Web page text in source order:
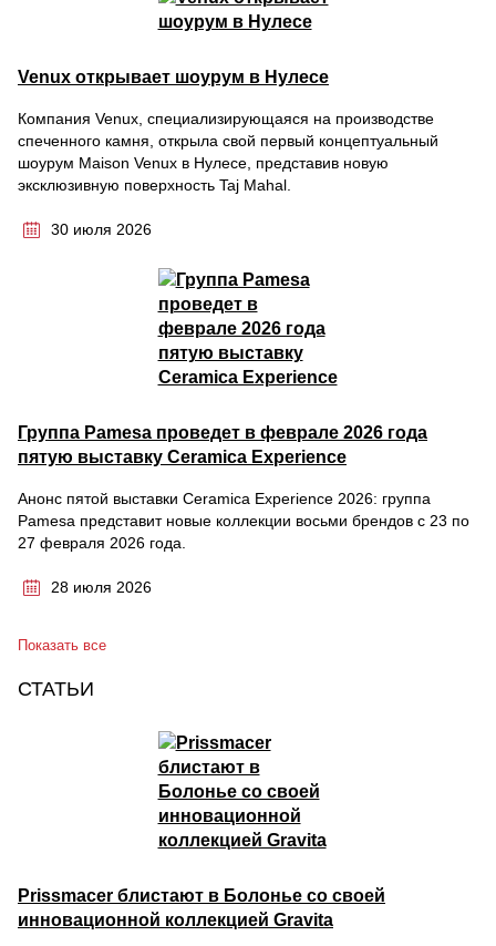
Venux открывает шоурум в Нулесе
Компания Venux, специализирующаяся на производстве
спеченного камня, открыла свой первый концептуальный
шоурум Maison Venux в Нулесе, представив новую
эксклюзивную поверхность Taj Mahal.
30 июля 2026
Группа Pamesa проведет в феврале 2026 года
пятую выставку Ceramica Experience
Анонс пятой выставки Ceramica Experience 2026: группа
Pamesa представит новые коллекции восьми брендов с 23 по
27 февраля 2026 года.
28 июля 2026
Показать все
СТАТЬИ
Prissmacer блистают в Болонье со своей
инновационной коллекцией Gravita